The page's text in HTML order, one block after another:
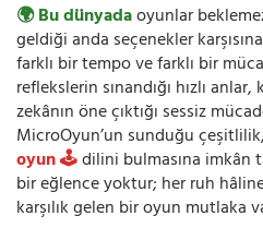
🌍 Bu dünyadaoyunlar
geldiği anda seçenekler
farklı bir tempo ve farklı bir
reflekslerin sınandığı hızlı
zekânın öne çıktığı sessiz
MicroOyun’un sunduğu
oyun 🕹️dilini bulmasına imkân
bir eğlence yoktur; her ruh
karşılık gelen bir oyun mutlaka